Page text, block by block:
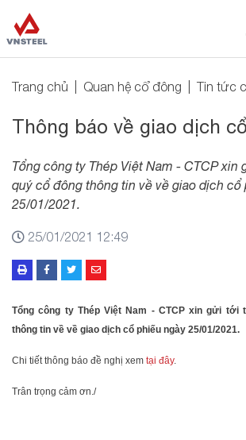
Trang chủ Quan hệ cổ đông Tin tức
Thông báo về giao dịch
Tổng công ty Thép Việt Nam - CTCP xin
quý cổ đông thông tin về về giao dịch cổ
25/01/2021.
25/01/2021 12:49
Tổng công ty Thép Việt Nam - CTCP xin gửi tới
thông tin về về giao dịch cổ phiếu ngày 25/01/2021.
Chi tiết thông báo đề nghị xem tại đây.
Trân trọng cảm ơn./